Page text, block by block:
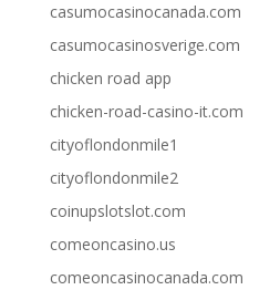
casumocasinocanada.com
casumocasinosverige.com
chicken road app
chicken-road-casino-it.com
cityoflondonmile1
cityoflondonmile2
coinupslotslot.com
comeoncasino.us
comeoncasinocanada.com